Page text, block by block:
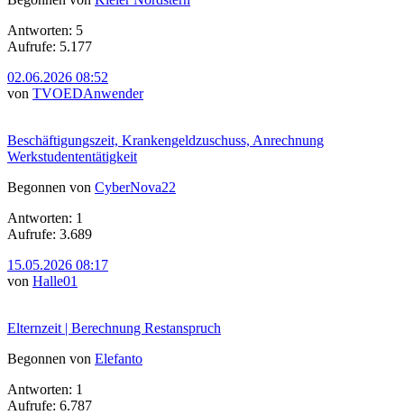
Antworten: 5
Aufrufe: 5.177
02.06.2026 08:52
von TVOEDAnwender
Beschäftigungszeit, Krankengeldzuschuss, Anrechnung
Werkstudententätigkeit
Begonnen von CyberNova22
Antworten: 1
Aufrufe: 3.689
15.05.2026 08:17
von Halle01
Elternzeit | Berechnung Restanspruch
Begonnen von Elefanto
Antworten: 1
Aufrufe: 6.787